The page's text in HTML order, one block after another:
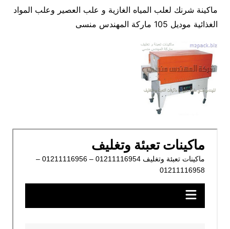
ماكينة شرنك لعلب المياه الغازية و علب العصير وعلب المواد
الغذائية موديل 105 ماركة المهندس منسى